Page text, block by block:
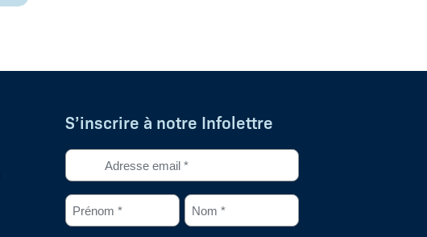
S’inscrire à notre Infolettre
Adresse
courriel
(Nécessaire)
Prénom
*
Nom
*